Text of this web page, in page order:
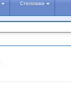
Стеллажи